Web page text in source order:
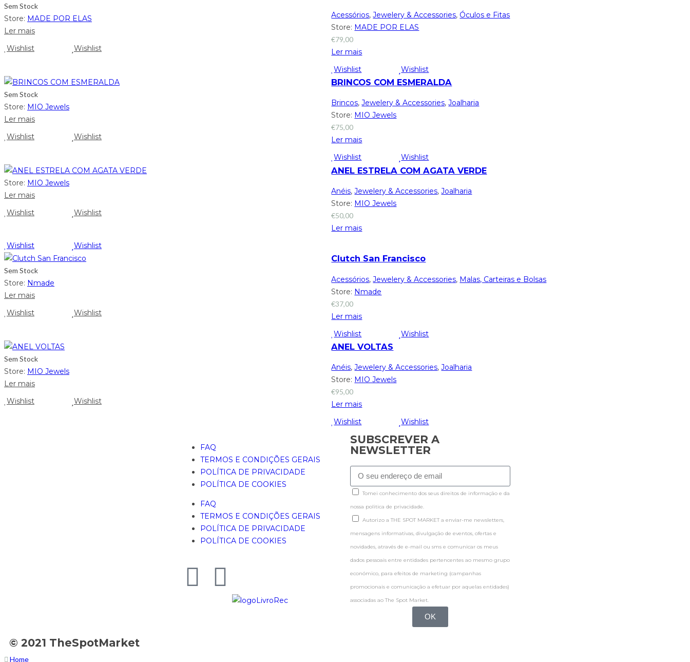
Sem Stock
Store: MADE POR ELAS
Ler mais
Wishlist
Wishlist
Acessórios,Jewelery & Accessories, Óculos e Fitas
Store: MADE POR ELAS
€79,00
Ler mais
Wishlist
Wishlist
Sem Stock
Store: MIO Jewels
Ler mais
Wishlist
Wishlist
BRINCOS COM ESMERALDA
Brincos,Jewelery & Accessories,Joalharia
Store: MIO Jewels
€75,00
Ler mais
Wishlist
Wishlist
Store: MIO Jewels
Ler mais
Wishlist
Wishlist
ANEL ESTRELA COM AGATA VERDE
Anéis,Jewelery & Accessories,Joalharia
Store: MIO Jewels
€50,00
Ler mais
Wishlist
Wishlist
Sem Stock
Store: Nmade
Ler mais
Wishlist
Wishlist
Clutch San Francisco
Acessórios,Jewelery & Accessories, Malas, Carteiras e Bolsas
Store: Nmade
€37,00
Ler mais
Wishlist
Wishlist
Sem Stock
Store: MIO Jewels
Ler mais
Wishlist
Wishlist
ANEL VOLTAS
Anéis,Jewelery & Accessories,Joalharia
Store: MIO Jewels
€95,00
Ler mais
Wishlist
Wishlist
FAQ
TERMOS E CONDIÇÕES GERAIS
POLÍTICA DE PRIVACIDADE
POLÍTICA DE COOKIES
FAQ
TERMOS E CONDIÇÕES GERAIS
POLÍTICA DE PRIVACIDADE
POLÍTICA DE COOKIES
SUBSCREVER A
NEWSLETTER
Tomei conhecimento dos seus direitos de informação e da
nossa politica de privacidade.
Autorizo a THE SPOT MARKET a enviar-me newsletters,
mensagens informativas, divulgação de eventos, ofertas e
novidades, através de e-mail ou sms e comunicar os meus
dados pessoais entre entidades pertencentes ao mesmo grupo
económico, para efeitos de marketing (campanhas
promocionais e comunicação a efetuar por aquelas entidades)
associadas ao The Spot Market.
OK
© 2021 TheSpotMarket
Home